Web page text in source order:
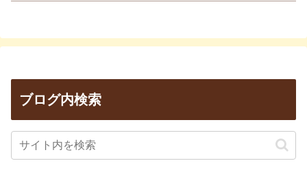
ブログ内検索